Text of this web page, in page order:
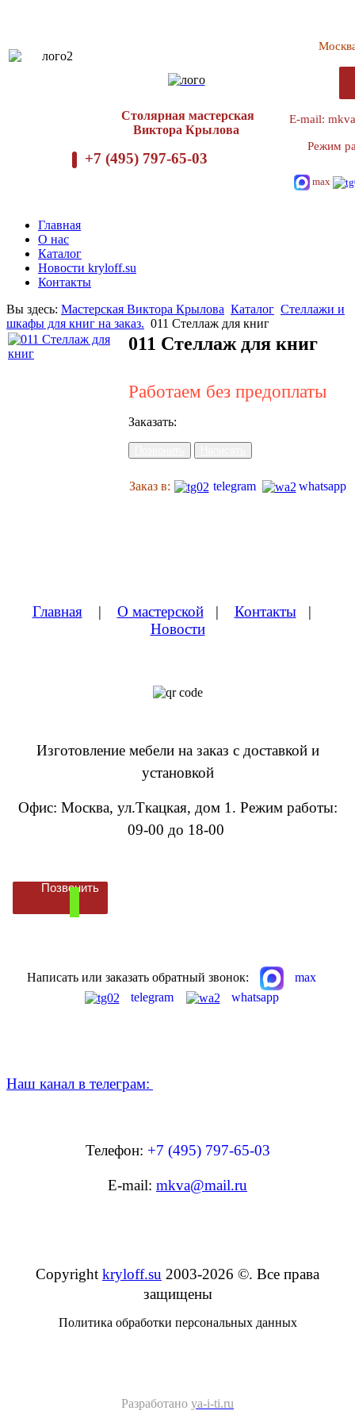
Столярная мастерская
Виктора Крылова
+7 (495) 797-65-03
E-mail:
Режим
max
Главная
О нас
Каталог
Новости kryloff.su
Контакты
Вы здесь: Мастерская Виктора Крылова Каталог Стеллажи и
шкафы для книг на заказ. 011 Стеллаж для книг
011 Стеллаж для книг
Работаем без предоплаты
Заказать:
Заказ в: telegram whatsapp
Главная| О мастерской| Контакты|
Новости
Изготовление мебели на заказ с доставкой и
установкой
Офис: Москва, ул.Ткацкая, дом 1 . Режим работы:
09-00 до 18-00
Позвонить
Написать или заказать обратный звонок:
max
telegram
whatsapp
Наш канал в телеграм:
Телефон: +7 (495) 797-65-03
E-mail: mkva@mail.ru
Copyright kryloff.su 2003-2026 ©. Все права
защищены
Политика обработки персональных данных
Разработано ya-i-ti.ru